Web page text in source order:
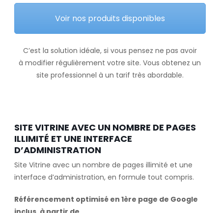
Voir nos produits disponibles
C’est la solution idéale, si vous pensez ne pas avoir
à modifier régulièrement votre site. Vous obtenez un
site professionnel à un tarif très abordable.
SITE VITRINE AVEC UN NOMBRE DE PAGES
ILLIMITÉ ET UNE INTERFACE
D’ADMINISTRATION
Site Vitrine avec un nombre de pages illimité et une
interface d’administration, en formule tout compris.
Référencement optimisé en 1ère page de Google